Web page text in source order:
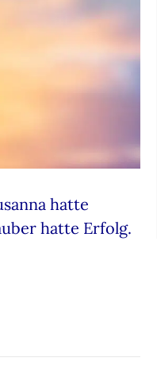
hatte
hatte Erfolg.